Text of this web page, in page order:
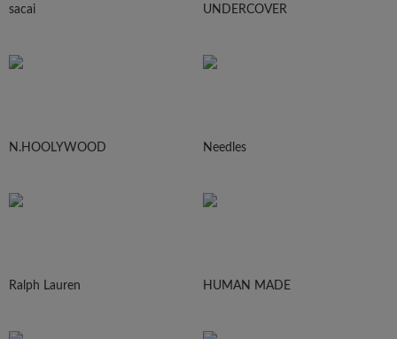
sacai UNDERCOVER
N.HOOLYWOOD Needles
Ralph Lauren HUMAN MADE